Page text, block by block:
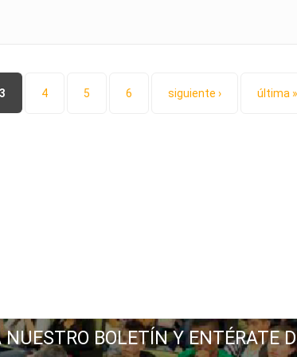
3 4 5 6 siguiente › última »
NUESTRO BOLETÍN Y ENTÉRATE